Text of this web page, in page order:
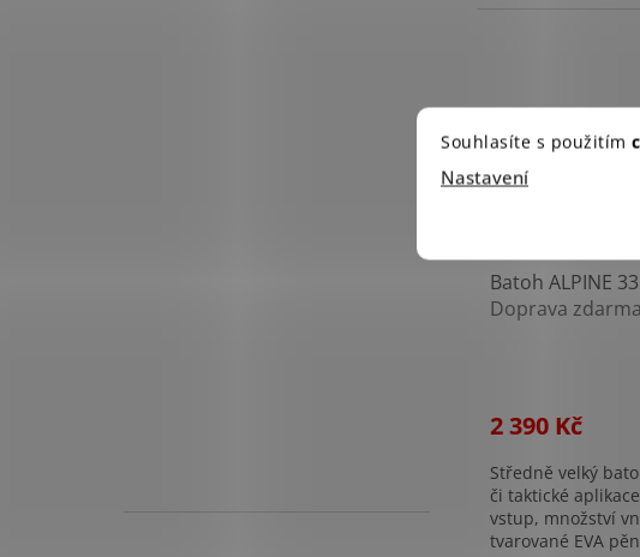
Souhlasíte s použitím
Nastavení
Batoh ALPINE
Doprava
2 390 Kč
Středně velký
či taktické
vstup, množství
tvarované EVA